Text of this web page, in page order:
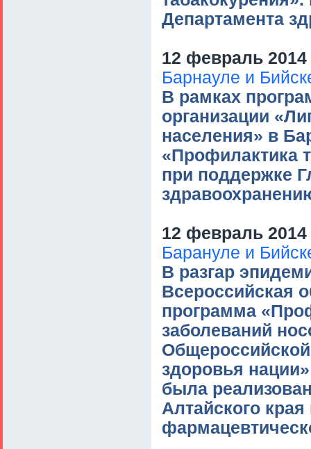
Департамента
12 февраль 2014
Барнауле и
В рамках
организации
населения» в
«Профилактика
при поддержке
12 февраль 2014
Барануле и
В разгар
Всероссийская
программа
заболеваний
здоровья
была
Алтайского